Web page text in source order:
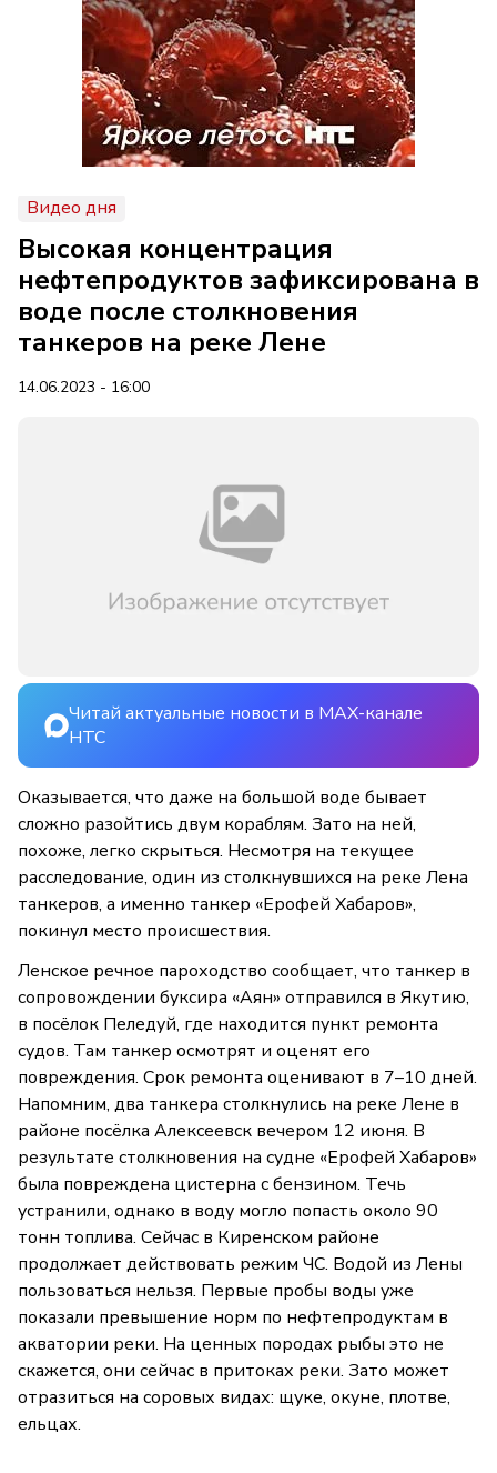
Видео дня
Высокая концентрация
нефтепродуктов зафиксирована в
воде после столкновения
танкеров на реке Лене
14.06.2023 - 16:00
Читай актуальные новости в MAX-канале
НТС
Оказывается, что даже на большой воде бывает
сложно разойтись двум кораблям. Зато на ней,
похоже, легко скрыться. Несмотря на текущее
расследование, один из столкнувшихся на реке Лена
танкеров, а именно танкер «Ерофей Хабаров»,
покинул место происшествия.
Ленское речное пароходство сообщает, что танкер в
сопровождении буксира «Аян» отправился в Якутию,
в посёлок Пеледуй, где находится пункт ремонта
судов. Там танкер осмотрят и оценят его
повреждения. Срок ремонта оценивают в 7–10 дней.
Напомним, два танкера столкнулись на реке Лене в
районе посёлка Алексеевск вечером 12 июня. В
результате столкновения на судне «Ерофей Хабаров»
была повреждена цистерна с бензином. Течь
устранили, однако в воду могло попасть около 90
тонн топлива. Сейчас в Киренском районе
продолжает действовать режим ЧС. Водой из Лены
пользоваться нельзя. Первые пробы воды уже
показали превышение норм по нефтепродуктам в
акватории реки. На ценных породах рыбы это не
скажется, они сейчас в притоках реки. Зато может
отразиться на соровых видах: щуке, окуне, плотве,
ельцах.